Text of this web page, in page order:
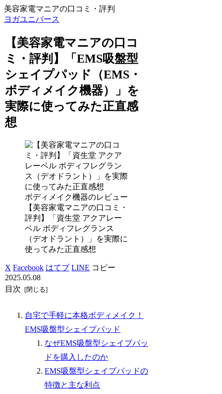
美容家電マニアの口コミ・評判
ヨガユニバース
【美容家電マニアの口コ
ミ・評判】「EMS吸盤型
シェイプパッド（EMS・
ボディメイク機器）」を
実際に使ってみた正直感
想
ボディメイク機器のレビュー
【美容家電マニアの口コミ・
評判】「資生堂 アクアレー
ベル ボディフレグランス
（デオドラント）」を実際に
使ってみた正直感想
X Facebook はてブ LINE コピー
2025.05.08
目次
自宅で手軽に本格ボディメイク！
EMS吸盤型シェイプパッド
なぜEMS吸盤型シェイプパッ
ドを購入したのか
EMS吸盤型シェイプパッドの
特徴と主な利点